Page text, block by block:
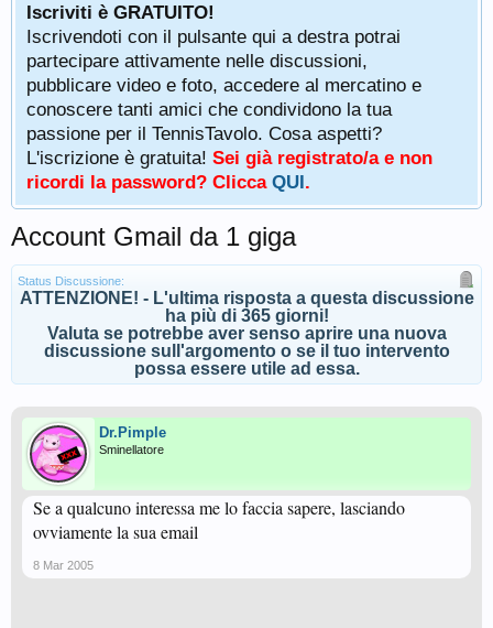
Iscriviti è GRATUITO!
Iscrivendoti con il pulsante qui a destra potrai
partecipare attivamente nelle discussioni,
pubblicare video e foto, accedere al mercatino e
conoscere tanti amici che condividono la tua
passione per il TennisTavolo. Cosa aspetti?
L'iscrizione è gratuita! Sei già registrato/a e non
ricordi la password? Clicca QUI.
Account Gmail da 1 giga
Status Discussione:
ATTENZIONE! - L'ultima risposta a questa discussione
ha più di 365 giorni!
Valuta se potrebbe aver senso aprire una nuova
discussione sull'argomento o se il tuo intervento
possa essere utile ad essa.
Dr.Pimple
Sminellatore
Se a qualcuno interessa me lo faccia sapere, lasciando
ovviamente la sua email
8 Mar 2005